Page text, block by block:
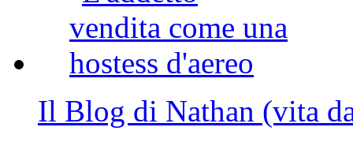
Il Blog di Nathan (vita